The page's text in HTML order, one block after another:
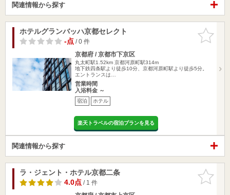
関連情報から探す
お気に入
りに追加
ホテルグランバッハ京都セレクト
-点/ 0 件
京都府 / 京都市下京区
丸太町駅1.52km 京都河原町駅314m
地下鉄四条駅より徒歩10分、京都河原町駅より徒歩5分。
エントランスは…
営業時間
入浴料金 ～
宿泊 ホテル
楽天トラベルの宿泊プランを見る
関連情報から探す
お気に入
りに追加
ラ・ジェント・ホテル京都二条
4.0点/ 1 件